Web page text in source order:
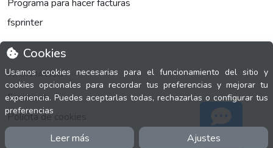
Cookies
Usamos cookies necesarias para el funcionamiento del sitio y
cookies opcionales para recordar tus preferencias y mejorar tu
experiencia. Puedes aceptarlas todas, rechazarlas o configurar tus
preferencias
Leer más Ajustes
Programa para hacer facturas
fsprinter
INFORMACIÓN
Facebook
Polícita de cookies
Política de privacidad
Soporte